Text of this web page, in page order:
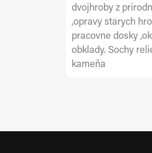
dvojhroby z
,opravy starych
pracovne dosky
obklady. Sochy
kameňa